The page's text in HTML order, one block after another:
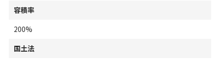
容積率
200%
国土法